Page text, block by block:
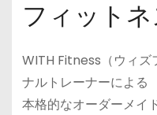
フィットネ
WITH Fitness（ウィズ
ナルトレーナーによる
本格的なオーダーメイ